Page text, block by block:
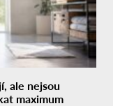
ale nejsou
maximum